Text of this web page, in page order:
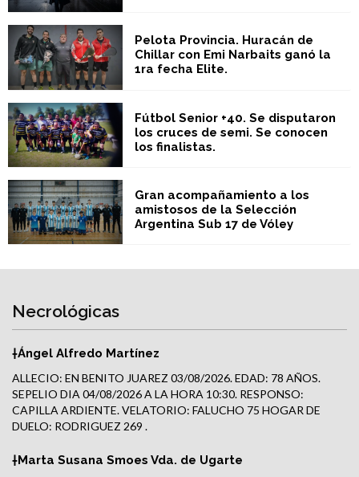
Pelota Provincia. Huracán de
Chillar con Emi Narbaits ganó la
1ra fecha Elite.
Fútbol Senior +40. Se disputaron
los cruces de semi. Se conocen
los finalistas.
Gran acompañamiento a los
amistosos de la Selección
Argentina Sub 17 de Vóley
Necrológicas
†Ángel Alfredo Martínez
ALLECIO: EN BENITO JUAREZ 03/08/2026. EDAD: 78 AÑOS.
SEPELIO DIA 04/08/2026 A LA HORA 10:30. RESPONSO:
CAPILLA ARDIENTE. VELATORIO: FALUCHO 75 HOGAR DE
DUELO: RODRIGUEZ 269 .
†Marta Susana Smoes Vda. de Ugarte